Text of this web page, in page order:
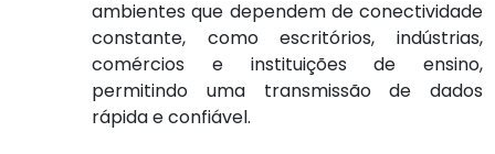
ambientes que dependem de conectividade
constante, como escritórios, indústrias,
comércios e instituições de ensino,
permitindo uma transmissão de dados
rápida e confiável.